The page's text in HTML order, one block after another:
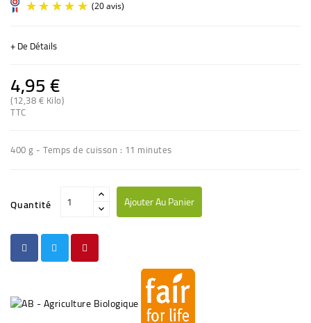
+ De Détails
4,95 €
(12,38 € Kilo)
TTC
400 g - Temps de cuisson : 11 minutes
Quantité Ajouter Au Panier